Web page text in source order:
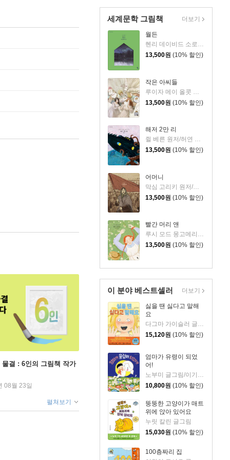
세계문학 그림책
월든
헨리 데이비드 소로 원저/김언 글/윤종태 그림
13,500원 (10% 할인)
작은 아씨들
13,500원 (10% 할인)
해저 2만 리
쥘 베른 원저/허연 글/장선환 그림
13,500원 (10% 할인)
어머니
13,500원 (10% 할인)
빨간 머리 앤
루시 모드 몽고메리 원저/김유진 글/조선아 그림
13,500원 (10% 할인)
더보기
이 분야 베스트셀러
싫을 땐 싫다고 말해
요
15,120원 (10% 할인)
엄마가 유령이 되었
어!
10,800원 (10% 할인)
뚱뚱한 고양이가 매트
위에 앉아 있어요
누릿 칼린 글그림
15,030원 (10% 할인)
100층짜리 집
더보기
결 : 6인의 그림책 작가
08월 23일
펼쳐보기